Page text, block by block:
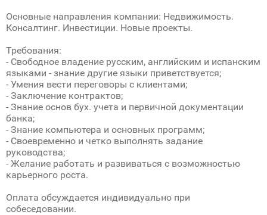
Основные направления компании: Недвижимость.
Консалтинг. Инвестиции. Новые проекты.
Требования:
- Свободное владение русским, английским и испанским
языками - знание другие языки приветствуется;
- Умения вести переговоры с клиентами;
- Заключение контрактов;
- Знание основ бух. учета и первичной документации
банка;
- Знание компьютера и основных программ;
- Своевременно и четко выполнять задание
руководства;
- Желание работать и развиваться с возможностью
карьерного роста.
Оплата обсуждается индивидуально при
собеседовании.